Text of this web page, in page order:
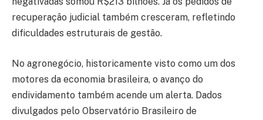
recuperação judicial também cresceram, refletindo
dificuldades estruturais de gestão.
No agronegócio, historicamente visto como um dos
motores da economia brasileira, o avanço do
endividamento também acende um alerta. Dados
divulgados pelo Observatório Brasileiro de